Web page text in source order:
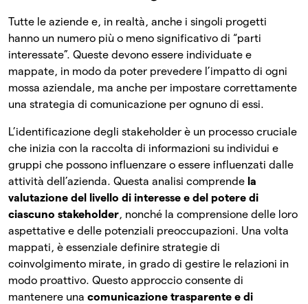
Tutte le aziende e, in realtà, anche i singoli progetti
hanno un numero più o meno significativo di “parti
interessate”. Queste devono essere individuate e
mappate, in modo da poter prevedere l’impatto di ogni
mossa aziendale, ma anche per impostare correttamente
una strategia di comunicazione per ognuno di essi.
L’identificazione degli stakeholder è un processo cruciale
che inizia con la raccolta di informazioni su individui e
gruppi che possono influenzare o essere influenzati dalle
attività dell’azienda. Questa analisi comprende la
valutazione del livello di interesse e del potere di
ciascuno stakeholder, nonché la comprensione delle loro
aspettative e delle potenziali preoccupazioni. Una volta
mappati, è essenziale definire strategie di
coinvolgimento mirate, in grado di gestire le relazioni in
modo proattivo. Questo approccio consente di
mantenere una comunicazione trasparente e di